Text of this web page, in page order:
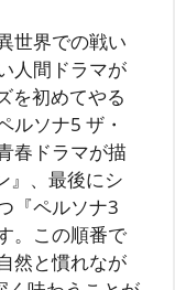
世界での戦い
人間ドラマが
を初めてやる
ルソナ5 ザ・
春ドラマが描
』、最後にシ
『ペルソナ3
。この順番で
然と慣れなが